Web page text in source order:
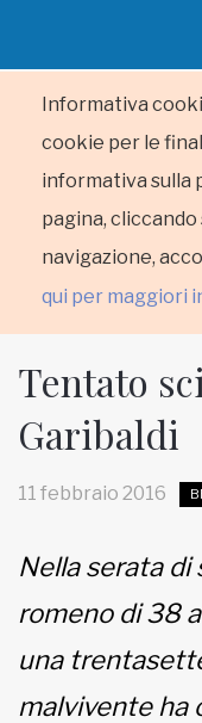
Informativa
cookie per le
informativa sulla
pagina,
navigazione,
qui per maggiori
HOME
MUNICIPI
Inviateci le vostre
Tentato
Garibaldi
11 febbraio 2016
Nella serata di
romeno di 38
una
malvivente ha